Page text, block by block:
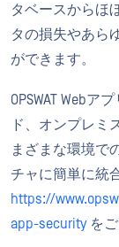
タベースからほ
タの損失やあら
ができます。
OPSWAT Webア
ド、オンプレミ
まざまな環境で
チャに簡単に統
https://
app-securityをご